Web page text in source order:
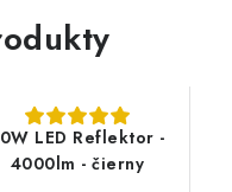
LED Reflektor -
4000lm - čierny